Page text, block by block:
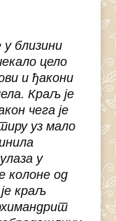
близини
цело
и ђакони
Краљ је
чега је
уз мало
у
колоне од
краљ